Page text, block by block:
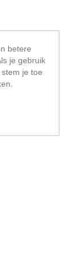
betere
je gebruik
je toe